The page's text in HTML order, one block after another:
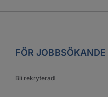
FÖR JOBBSÖKANDE
Bli rekryterad